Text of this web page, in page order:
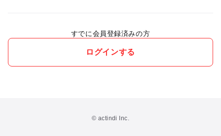
すでに会員登録済みの方
ログインする
© actindi Inc.